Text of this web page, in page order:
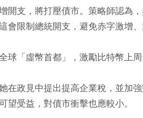
開支，將打壓債市。策略師認為
會限制總統開支，避免赤字激增、
球「虛幣首都」，激勵比特幣上
在政見中提出提高企業稅，並加
望受益，對債市衝擊也應較小。